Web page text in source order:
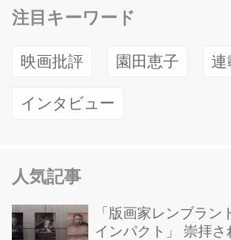
注目キーワード
映画批評 園田恵子 連
インタビュー
人気記事
「版画家レンブラ
インパクト」 崇拝